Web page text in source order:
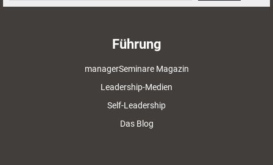
Führung
managerSeminare Magazin
Leadership-Medien
Self-Leadership
Das Blog